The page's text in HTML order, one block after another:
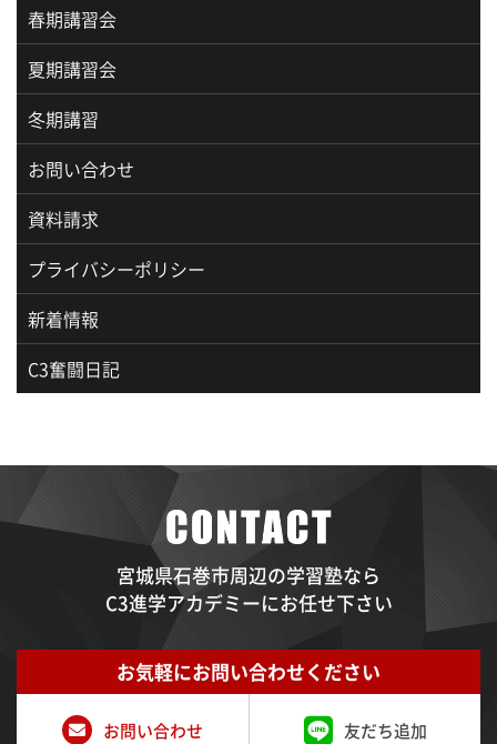
春期講習会
夏期講習会
冬期講習
お問い合わせ
資料請求
プライバシーポリシー
新着情報
C3奮闘日記
宮城県石巻市周辺の学習塾なら
C3進学アカデミーにお任せ下さい
お気軽にお問い合わせください
お問い合わせ 友だち追加